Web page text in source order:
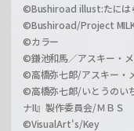
©Bushiroad illust:たには
©Bushiroad/Project
©カラー
©鎌池和馬／アスキー・メ
©高橋弥七郎/アスキー・
©高橋弥七郎/いとうのい
ナII』製作委員会/ＭＢＳ
©VisualArt's/Key